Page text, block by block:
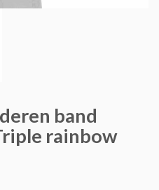
band
rainbow